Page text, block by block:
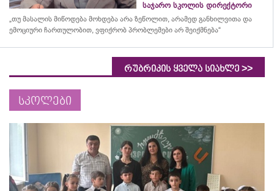
საჯარო სკოლის დირექტორი
„თუ მასალის მიწოდება მოხდება არა ზეწოლით, არამედ განხილვითა და
ემოციური ჩართულობით, ვფიქრობ პრობლემები არ შეიქმნება“
რუბრიკის ყველა სიახლე >>
სკოლები